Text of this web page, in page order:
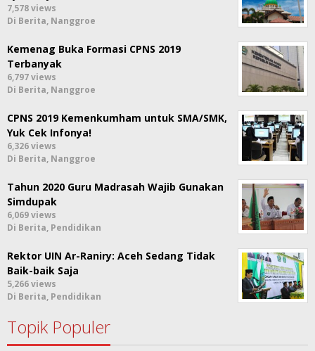
7,578 views
Di Berita, Nanggroe
Kemenag Buka Formasi CPNS 2019
Terbanyak
6,797 views
Di Berita, Nanggroe
CPNS 2019 Kemenkumham untuk SMA/SMK,
Yuk Cek Infonya!
6,326 views
Di Berita, Nanggroe
Tahun 2020 Guru Madrasah Wajib Gunakan
Simdupak
6,069 views
Di Berita, Pendidikan
Rektor UIN Ar-Raniry: Aceh Sedang Tidak
Baik-baik Saja
5,266 views
Di Berita, Pendidikan
Topik Populer